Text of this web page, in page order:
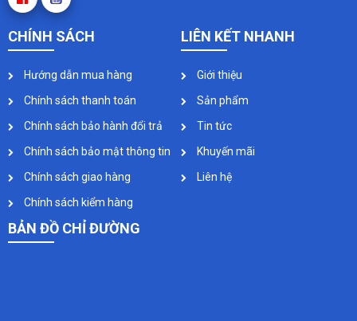
CHÍNH SÁCH
Hướng dẫn mua hàng
Chính sách thanh toán
Chính sách bảo hành đổi trả
Chính sách bảo mật thông tin
Chính sách giao hàng
Chính sách kiểm hàng
LIÊN KẾT NHANH
Giới thiệu
Sản phẩm
Tin tức
Khuyến mãi
Liên hệ
BẢN ĐỒ CHỈ ĐƯỜNG